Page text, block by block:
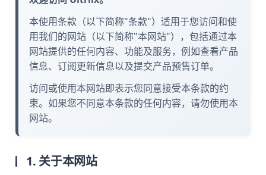
本使用条款（以下简称"条款"）适用于您访问和使
用我们的网站（以下简称"本网站"），包括通过本
网站提供的任何内容、功能及服务，例如查看产品
信息、订阅更新信息以及提交产品预售订单。
访问或使用本网站即表示您同意接受本条款的约
束。如果您不同意本条款的任何内容，请勿使用本
网站。
1. 关于本网站